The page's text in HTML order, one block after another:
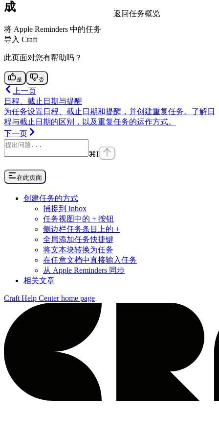
成
将 Apple Reminders 中的任务
导入 Craft
返回任务概览
此页面对您有帮助吗？
是 否
上一页
日程、截止日期与提醒
为任务设置日程、截止日期和提醒，并创建重复任务。了解日
程与截止日期的区别，以及重复任务的运作方式。
下一页
⌘I
在此页面
创建任务的方式
捕捉到 Inbox
任务视图中的 + 按钮
侧边栏任务条目上的 +
全局添加任务快捷键
将文本块转换为任务
在任意文档中直接输入任务
从 Apple Reminders 同步
相关文章
Craft Help Centerhome page